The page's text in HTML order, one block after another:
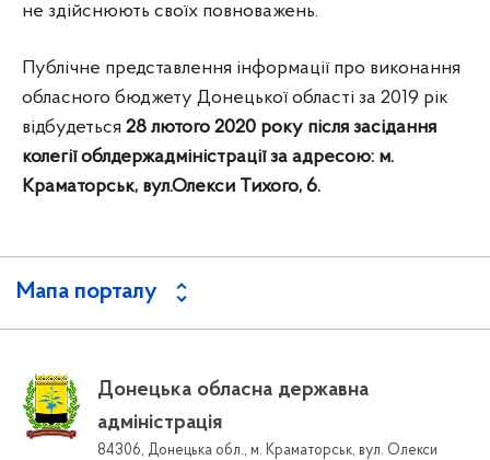
не здійснюють своїх повноважень.
Публічне представлення інформації про виконання
обласного бюджету Донецької області за 2019 рік
відбудеться 28 лютого 2020 року після засідання
колегії облдержадміністрації за адресою: м.
Краматорськ, вул.Олекси Тихого, 6.
Мапа порталу
Донецька обласна державна
адміністрація
84306, Донецька обл., м. Краматорськ, вул. Олекси